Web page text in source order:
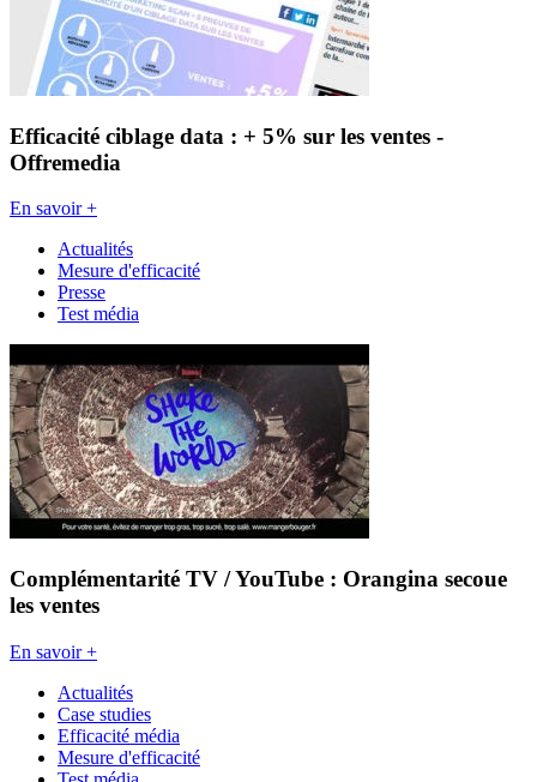
Efficacité ciblage data : + 5% sur les ventes -
Offremedia
En savoir +
Actualités
Mesure d'efficacité
Presse
Test média
Complémentarité TV / YouTube : Orangina secoue
les ventes
En savoir +
Actualités
Case studies
Efficacité média
Mesure d'efficacité